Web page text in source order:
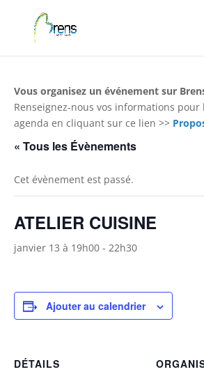
Vous organisez un événement sur
Renseignez-nous vos informations
agenda en cliquant sur ce lien >>
« Tous les Évènements
Cet évènement est passé.
ATELIER CUISINE
janvier 13 à 19h00 - 22h30
Ajouter au calendrier
DÉTAILS